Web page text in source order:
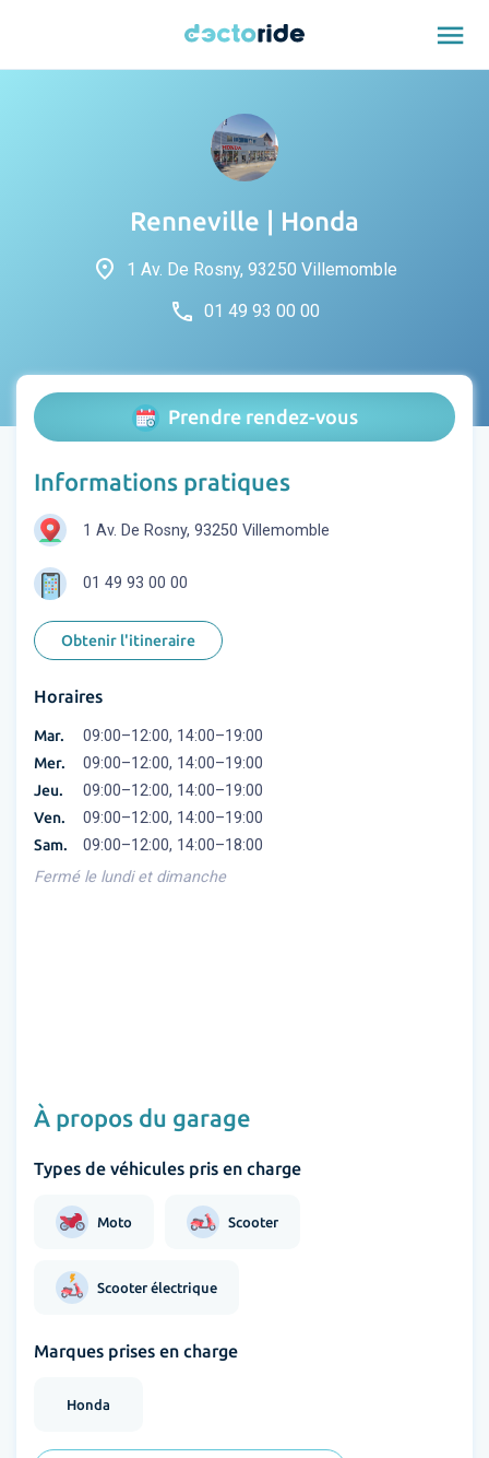
menu
Renneville | Honda
place 1 Av. De Rosny, 93250 Villemomble
phone 01 49 93 00 00
Prendre rendez-vous
Informations pratiques
1 Av. De Rosny, 93250 Villemomble
01 49 93 00 00
Obtenir l'itineraire
Horaires
Mar. 09:00–12:00, 14:00–19:00
Mer. 09:00–12:00, 14:00–19:00
Jeu. 09:00–12:00, 14:00–19:00
Ven. 09:00–12:00, 14:00–19:00
Sam.
09:00–12:00, 14:00–18:00
Fermé le lundi et dimanche
À propos du garage
Types de véhicules pris en charge
Moto Scooter
Scooter électrique
Marques prises en charge
Honda